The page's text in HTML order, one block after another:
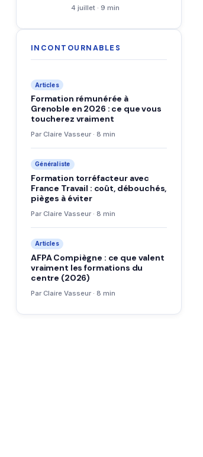
4 juillet · 9 min
INCONTOURNABLES
Articles
Formation rémunérée à
Grenoble en 2026 : ce que vous
toucherez vraiment
Par Claire Vasseur · 8 min
Généraliste
Formation torréfacteur avec
France Travail : coût, débouchés,
pièges à éviter
Par Claire Vasseur · 8 min
Articles
AFPA Compiègne : ce que valent
vraiment les formations du
centre (2026)
Par Claire Vasseur · 8 min